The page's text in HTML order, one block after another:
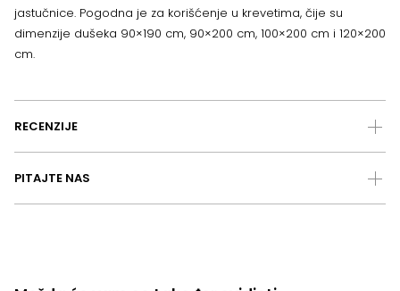
jastučnice. Pogodna je za korišćenje u krevetima, čije su
dimenzije dušeka 90×190 cm, 90×200 cm, 100×200 cm i 120×200
cm.
RECENZIJE
PITAJTE NAS